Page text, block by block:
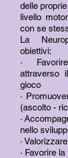
delle
livello
con se
La
obiettivi:
·
attraverso
gioco
·
(ascolto -
·
nello
·
· Favorire